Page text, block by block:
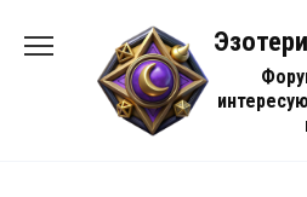
содержанию